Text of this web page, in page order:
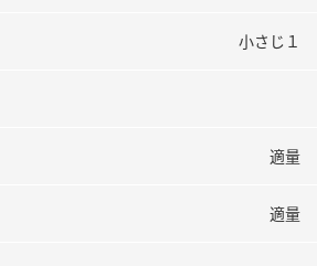
製造所固有記号一覧
小さじ１
適量
適量